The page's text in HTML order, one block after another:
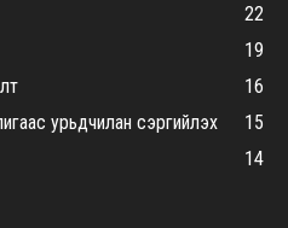
22
19
16
урьдчилан сэргийлэх
15
14